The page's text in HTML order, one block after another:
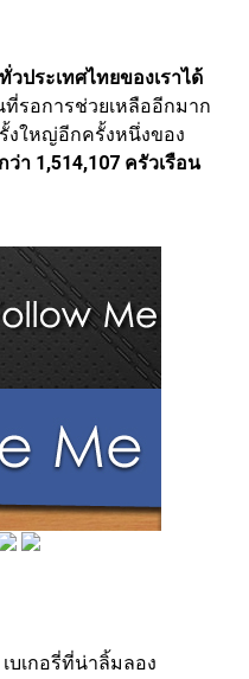
ประเทศไทยของเราได้
ที่รอการช่วยเหลืออีกมาก
งใหญ่อีกครั้งหนึ่งของ
า 1,514,107 ครัวเรือน
บเกอรี่ที่น่าลิ้มลอง